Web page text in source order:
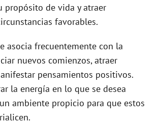
propósito de vida y atraer
favorables.
asocia frecuentemente con la
nuevos comienzos, atraer
pensamientos positivos.
la energía en lo que se desea
ambiente propicio para que estos